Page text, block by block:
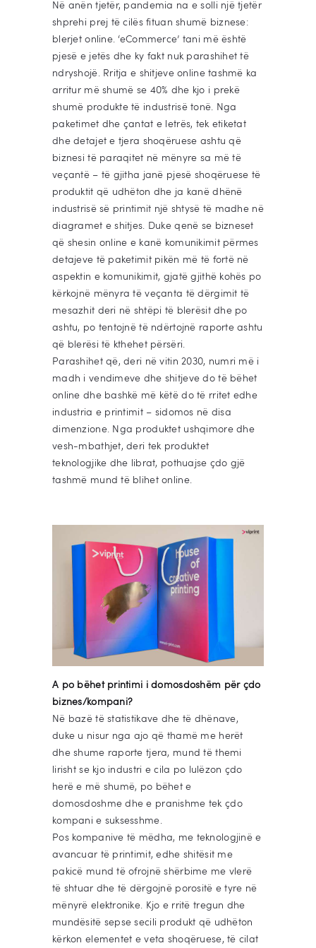
Në anën tjetër, pandemia na e solli një tjetër
shprehi prej të cilës fituan shumë biznese:
blerjet online. ‘eCommerce’ tani më është
pjesë e jetës dhe ky fakt nuk parashihet të
ndryshojë. Rritja e shitjeve online tashmë ka
arritur më shumë se 40% dhe kjo i prekë
shumë produkte të industrisë tonë. Nga
paketimet dhe çantat e letrës, tek etiketat
dhe detajet e tjera shoqëruese ashtu që
biznesi të paraqitet në mënyre sa më të
veçantë – të gjitha janë pjesë shoqëruese të
produktit që udhëton dhe ja kanë dhënë
industrisë së printimit një shtysë të madhe në
diagramet e shitjes. Duke qenë se bizneset
që shesin online e kanë komunikimit përmes
detajeve të paketimit pikën më të fortë në
aspektin e komunikimit, gjatë gjithë kohës po
kërkojnë mënyra të veçanta të dërgimit të
mesazhit deri në shtëpi të blerësit dhe po
ashtu, po tentojnë të ndërtojnë raporte ashtu
që blerësi të kthehet përsëri.
Parashihet që, deri në vitin 2030, numri më i
madh i vendimeve dhe shitjeve do të bëhet
online dhe bashkë më këtë do të rritet edhe
industria e printimit – sidomos në disa
dimenzione. Nga produktet ushqimore dhe
vesh-mbathjet, deri tek produktet
teknologjike dhe librat, pothuajse çdo gjë
tashmë mund të blihet online.
A po bëhet printimi i domosdoshëm për çdo
biznes/kompani?
Në bazë të statistikave dhe të dhënave,
duke u nisur nga ajo që thamë me herët
dhe shume raporte tjera, mund të themi
lirisht se kjo industri e cila po lulëzon çdo
herë e më shumë, po bëhet e
domosdoshme dhe e pranishme tek çdo
kompani e suksesshme.
Pos kompanive të mëdha, me teknologjinë e
avancuar të printimit, edhe shitësit me
pakicë mund të ofrojnë shërbime me vlerë
të shtuar dhe të dërgojnë porositë e tyre në
mënyrë elektronike. Kjo e rritë tregun dhe
mundësitë sepse secili produkt që udhëton
kërkon elementet e veta shoqëruese, të cilat